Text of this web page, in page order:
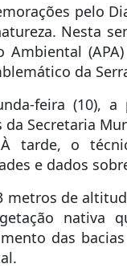
pelo
Nesta
Ambiental
da
feira (10),
da Secretaria
tarde, o
e dados
metros de
nativa
das